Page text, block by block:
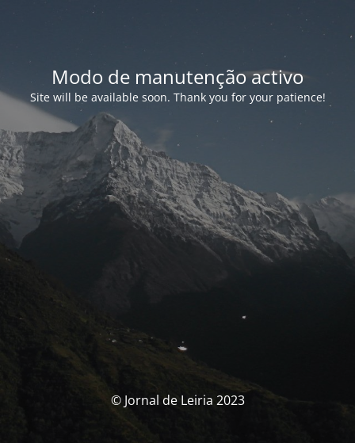
Modo de manutenção activo
Site will be available soon. Thank you for your patience!
© Jornal de Leiria 2023